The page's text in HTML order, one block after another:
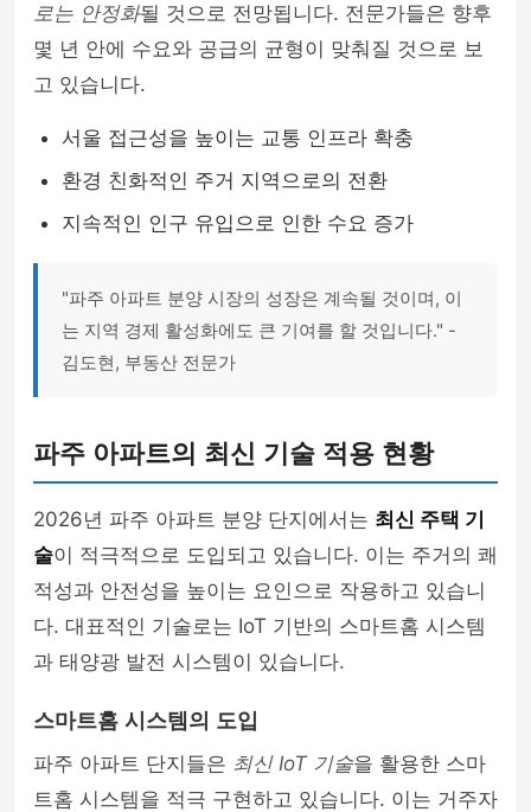
로는 안정화될 것으로 전망됩니다. 전문가들은 향후
몇 년 안에 수요와 공급의 균형이 맞춰질 것으로 보
고 있습니다.
서울 접근성을 높이는 교통 인프라 확충
환경 친화적인 주거 지역으로의 전환
지속적인 인구 유입으로 인한 수요 증가
"파주 아파트 분양 시장의 성장은 계속될 것이며, 이
는 지역 경제 활성화에도 큰 기여를 할 것입니다." -
김도현, 부동산 전문가
파주 아파트의 최신 기술 적용 현황
2026년 파주 아파트 분양 단지에서는 최신 주택 기
술이 적극적으로 도입되고 있습니다. 이는 주거의 쾌
적성과 안전성을 높이는 요인으로 작용하고 있습니
다. 대표적인 기술로는 IoT 기반의 스마트홈 시스템
과 태양광 발전 시스템이 있습니다.
스마트홈 시스템의 도입
파주 아파트 단지들은 최신 IoT 기술을 활용한 스마
트홈 시스템을 적극 구현하고 있습니다. 이는 거주자